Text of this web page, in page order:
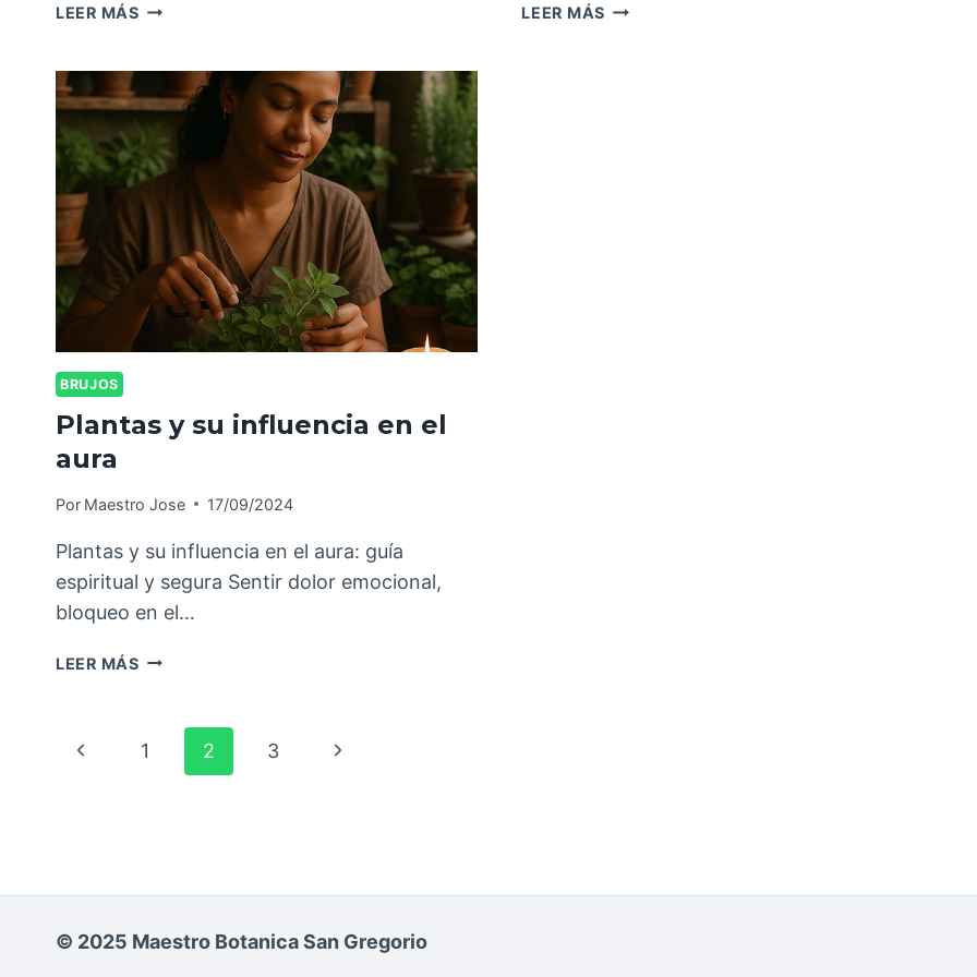
LEER MÁS LEER MÁS
BRUJOS
Plantas y su influencia en el
aura
Por Maestro Jose 17/09/2024
Plantas y su influencia en el aura: guía
espiritual y segura Sentir dolor emocional,
bloqueo en el…
LEER MÁS
1 2 3
© 2025 Maestro Botanica San Gregorio